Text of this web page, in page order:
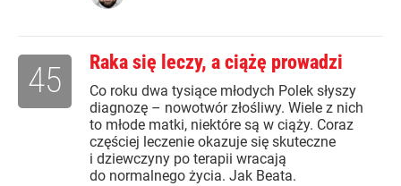
Raka się leczy, a ciążę prowadzi
Co roku dwa tysiące młodych Polek słyszy
diagnozę – nowotwór złośliwy. Wiele z nich
to młode matki, niektóre są w ciąży. Coraz
częściej leczenie okazuje się skuteczne
i dziewczyny po terapii wracają
do normalnego życia. Jak Beata.
45